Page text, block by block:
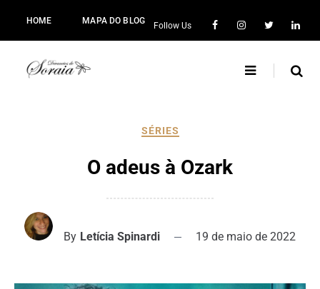
HOME MAPA DO BLOG
Follow Us
SÉRIES
O adeus à Ozark
By Letícia Spinardi 19 de maio de 2022